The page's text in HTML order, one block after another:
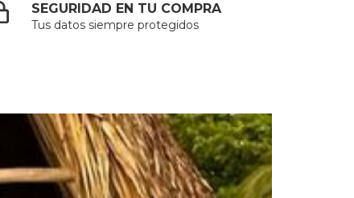
SEGURIDAD EN TU COMPRA
Tus datos siempre protegidos